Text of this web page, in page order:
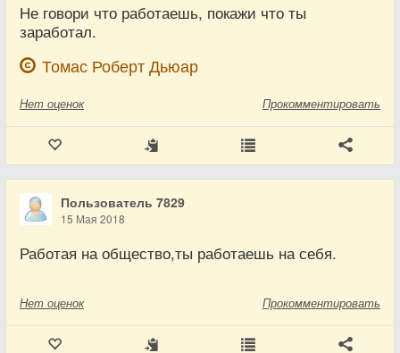
Не говори что работаешь, покажи что ты
заработал.
Томас Роберт Дьюар
Нет оценок Прокомментировать
Пользователь 7829
15 Мая 2018
Работая на общество,ты работаешь на себя.
Нет оценок Прокомментировать